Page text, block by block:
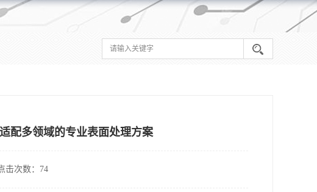
配多领域的专业表面处理方案
击次数：74